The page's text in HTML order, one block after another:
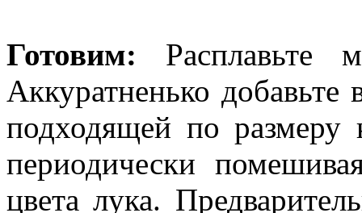
Готовим: Расплавьте
Аккуратненько
подходящей по
периодически
цвета лука.